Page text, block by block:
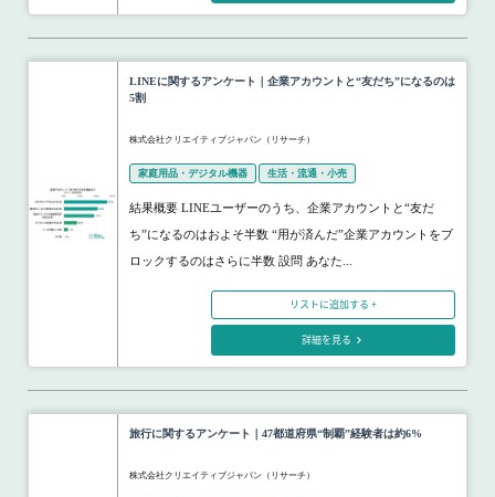
LINEに関するアンケート｜企業アカウントと“友だち”になるのは
5割
株式会社クリエイティブジャパン（リサーチ）
家庭用品・デジタル機器 生活・流通・小売
結果概要 LINEユーザーのうち、企業アカウントと“友だ
ち”になるのはおよそ半数 “用が済んだ”企業アカウントをブ
ロックするのはさらに半数 設問 あなた...
リストに追加する +
詳細を見る
旅行に関するアンケート｜47都道府県“制覇”経験者は約6%
株式会社クリエイティブジャパン（リサーチ）